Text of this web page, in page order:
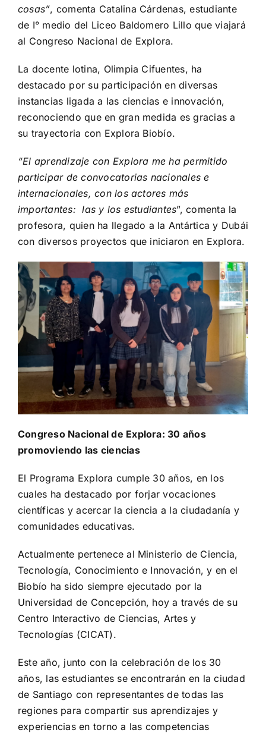
cosas”, comenta Catalina Cárdenas, estudiante
de I° medio del Liceo Baldomero Lillo que viajará
al Congreso Nacional de Explora.
La docente lotina, Olimpia Cifuentes, ha
destacado por su participación en diversas
instancias ligada a las ciencias e innovación,
reconociendo que en gran medida es gracias a
su trayectoria con Explora Biobío.
“El aprendizaje con Explora me ha permitido
participar de convocatorias nacionales e
internacionales, con los actores más
importantes: las y los estudiantes”, comenta la
profesora, quien ha llegado a la Antártica y Dubái
con diversos proyectos que iniciaron en Explora.
Congreso Nacional de Explora: 30 años
promoviendo las ciencias
El Programa Explora cumple 30 años, en los
cuales ha destacado por forjar vocaciones
científicas y acercar la ciencia a la ciudadanía y
comunidades educativas.
Actualmente pertenece al Ministerio de Ciencia,
Tecnología, Conocimiento e Innovación, y en el
Biobío ha sido siempre ejecutado por la
Universidad de Concepción, hoy a través de su
Centro Interactivo de Ciencias, Artes y
Tecnologías (CICAT).
Este año, junto con la celebración de los 30
años, las estudiantes se encontrarán en la ciudad
de Santiago con representantes de todas las
regiones para compartir sus aprendizajes y
experiencias en torno a las competencias